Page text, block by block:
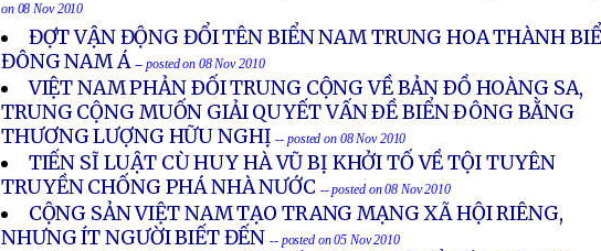
on 08 Nov 2010
ĐỢT VẬN ĐỘNG ĐỔI TÊN BIỂN NAM TRUNG HOA THÀNH
ĐÔNG NAM Á -- posted on 08 Nov 2010
VIỆT NAM PHẢN ÐỐI TRUNG CỘNG VỀ BẢN ÐỒ HOÀNG SA,
TRUNG CỘNG MUỐN GIẢI QUYẾT VẤN ÐỀ BIỂN ÐÔNG BẰNG
THƯƠNG LƯỢNG HỮU NGHỊ -- posted on 08 Nov 2010
TIẾN SĨ LUẬT CÙ HUY HÀ VŨ BỊ KHỞI TỐ VỀ TỘI TUYÊN
TRUYỀN CHỐNG PHÁ NHÀ NƯỚC -- posted on 08 Nov 2010
CỘNG SẢN VIỆT NAM TẠO TRANG MẠNG XÃ HỘI RIÊNG,
NHƯNG ÍT NGƯỜI BIẾT ĐẾN -- posted on 05 Nov 2010